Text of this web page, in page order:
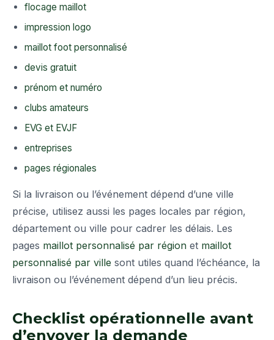
flocage maillot
impression logo
maillot foot personnalisé
devis gratuit
prénom et numéro
clubs amateurs
EVG et EVJF
entreprises
pages régionales
Si la livraison ou l’événement dépend d’une ville
précise, utilisez aussi les pages locales par région,
département ou ville pour cadrer les délais. Les
pages maillot personnalisé par région et maillot
personnalisé par ville sont utiles quand l’échéance, la
livraison ou l’événement dépend d’un lieu précis.
Checklist opérationnelle avant
d’envoyer la demande